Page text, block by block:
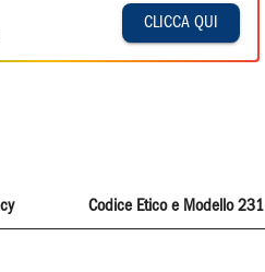
CLICCA QUI
Codice Etico e Modello 231